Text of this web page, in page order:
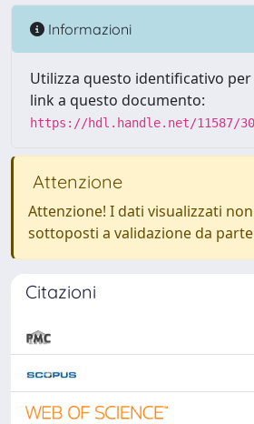
Informazioni
Utilizza questo identificativo
link a questo documento:
https://hdl.handle.net/11587/
Attenzione
Attenzione! I dati visualizzati
sottoposti a validazione da
Citazioni